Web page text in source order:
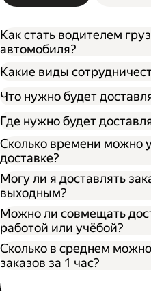
Как стать водителем
автомобиля?
Какие виды
Через парк;
Через парк как
Как самозанятый;
Что нужно будет
Где нужно будет
Сколько времени можно
доставке?
Могу ли я доставлять
выходным?
Можно ли совмещать
работой или учёбой?
Сколько в среднем
заказов за 1 час?